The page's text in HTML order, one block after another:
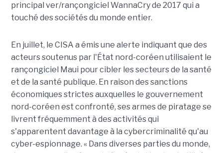
principal ver/rançongiciel WannaCry de 2017 qui a
touché des sociétés du monde entier.
En juillet, le CISA a émis une alerte indiquant que des
acteurs soutenus par l'État nord-coréen utilisaient le
rançongiciel Maui pour cibler les secteurs de la santé
et de la santé publique. En raison des sanctions
économiques strictes auxquelles le gouvernement
nord-coréen est confronté, ses armes de piratage se
livrent fréquemment à des activités qui
s'apparentent davantage à la cybercriminalité qu'au
cyber-espionnage. « Dans diverses parties du monde,